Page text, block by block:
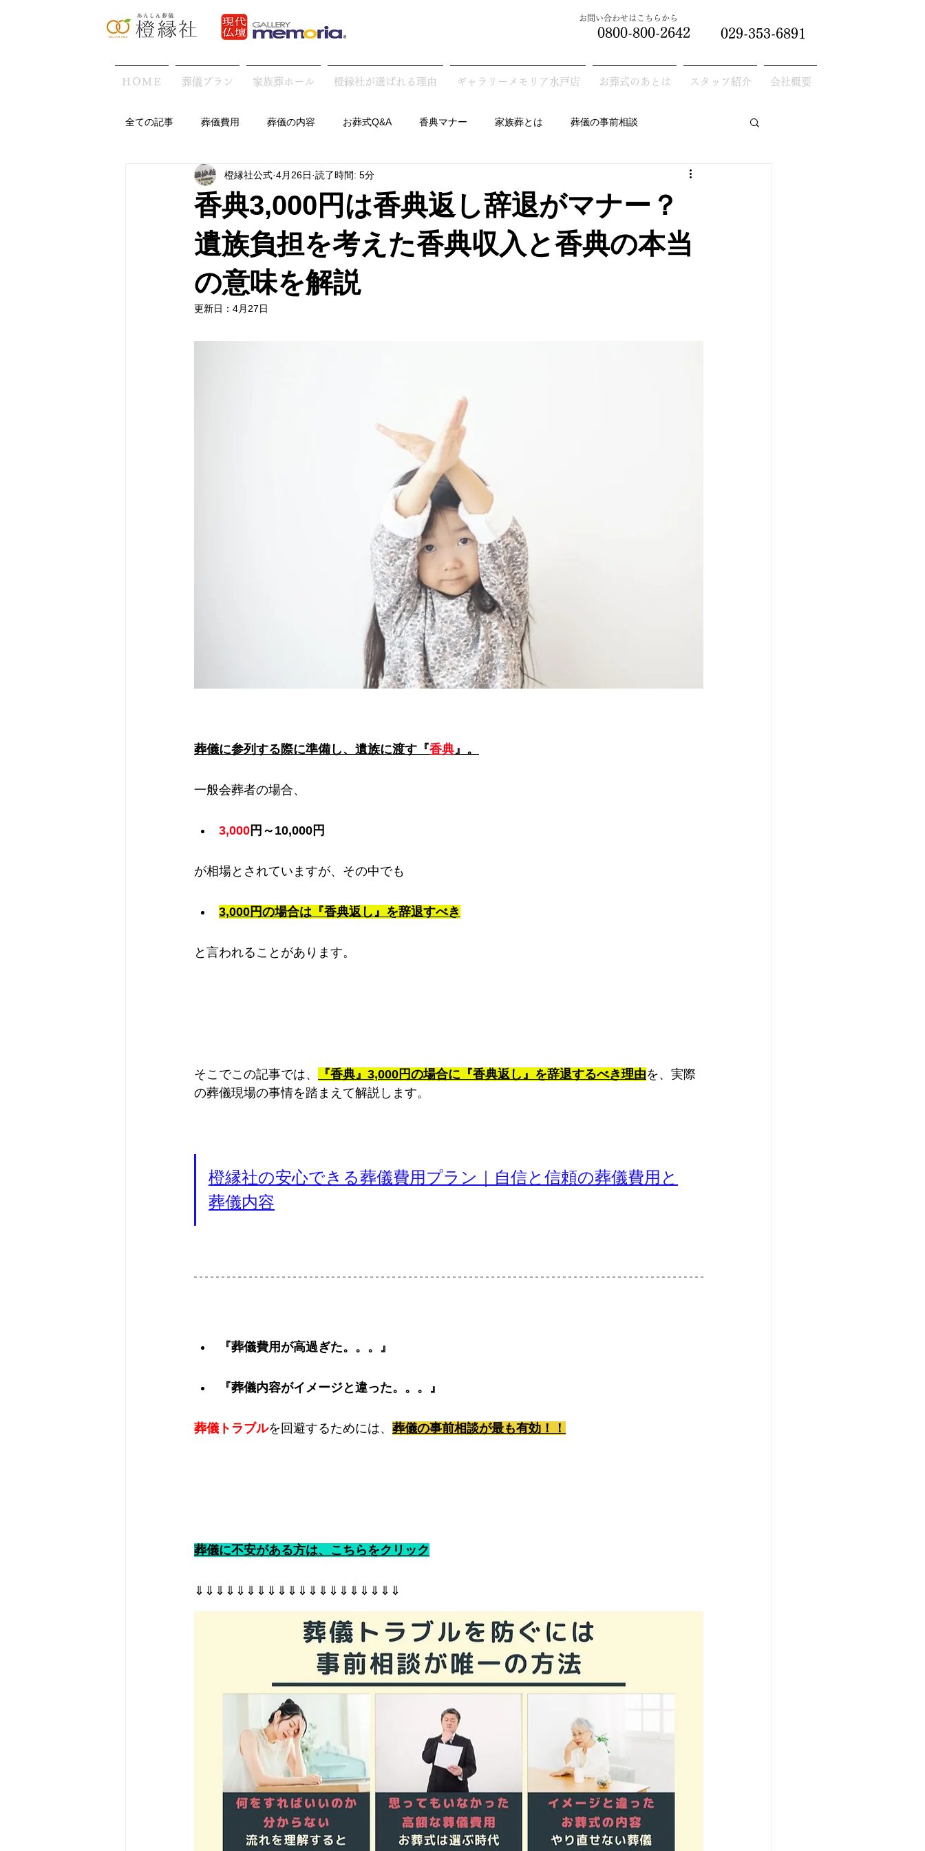
0800-800-2642 029-353-6891
​お問い合わせはこちらから
ＨＯＭＥ 葬儀プラン 家族葬ホール 橙縁社が選ばれる理由 ギャラリーメモリア水戸店 お葬式のあとは スタッフ紹介 会社概要
全ての記事 葬儀費用 葬儀の内容 お葬式Q&A 香典マナー 家族葬とは 葬儀の事前相談
地域の葬儀の特徴 葬儀後・お墓の話
香典3,000円は香典返し辞退がマナー？
遺族負担を考えた香典収入と香典の本当
の意味を解説
橙縁社公式 4月26日 読了時間: 5分
更新日： 4月27日
葬儀に参列する際に準備し、遺族に渡す『香典』。
一般会葬者の場合、
3,000 円～10,000円
が相場とされていますが、その中でも
3,000円の場合は『香典返し』を辞退すべき
と言われることがあります。
そこでこの記事では、 『香典』3,000円の場合に『香典返し』を辞退するべき理由を、実際
の葬儀現場の事情を踏まえて解説します。
橙縁社の安心できる葬儀費用プラン｜自信と信頼の葬儀費用と
葬儀内容
『葬儀費用が高過ぎた。。。』
『葬儀内容がイメージと違った。。。』
葬儀トラブルを回避するためには、 葬儀の事前相談が最も有効！！
葬儀に不安がある方は、こちらをクリック
⇓⇓⇓⇓⇓⇓⇓⇓⇓⇓⇓⇓⇓⇓⇓⇓⇓⇓⇓⇓